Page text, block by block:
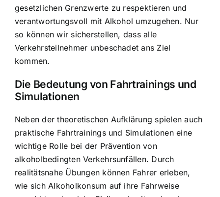
gesetzlichen Grenzwerte zu respektieren und
verantwortungsvoll mit Alkohol umzugehen. Nur
so können wir sicherstellen, dass alle
Verkehrsteilnehmer unbeschadet ans Ziel
kommen.
Die Bedeutung von Fahrtrainings und
Simulationen
Neben der theoretischen Aufklärung spielen auch
praktische Fahrtrainings und Simulationen eine
wichtige Rolle bei der Prävention von
alkoholbedingten Verkehrsunfällen. Durch
realitätsnahe Übungen können Fahrer erleben,
wie sich Alkoholkonsum auf ihre Fahrweise